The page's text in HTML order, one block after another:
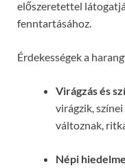
előszeretettel
fenntartásához.
Érdekességek a
Virágzás és
virágzik,
változnak,
Népi